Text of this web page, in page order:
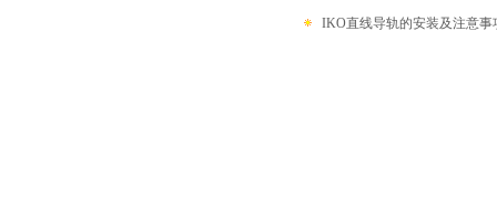
IKO直线导轨的安装及注意事